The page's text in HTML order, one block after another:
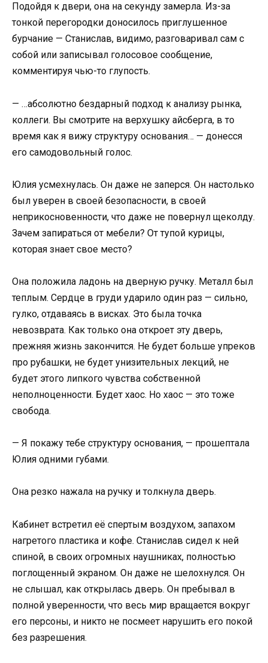
Подойдя к двери, она на секунду замерла. Из-за
тонкой перегородки доносилось приглушенное
бурчание — Станислав, видимо, разговаривал сам с
собой или записывал голосовое сообщение,
комментируя чью-то глупость.
— …абсолютно бездарный подход к анализу рынка,
коллеги. Вы смотрите на верхушку айсберга, в то
время как я вижу структуру основания… — донесся
его самодовольный голос.
Юлия усмехнулась. Он даже не заперся. Он настолько
был уверен в своей безопасности, в своей
неприкосновенности, что даже не повернул щеколду.
Зачем запираться от мебели? От тупой курицы,
которая знает свое место?
Она положила ладонь на дверную ручку. Металл был
теплым. Сердце в груди ударило один раз — сильно,
гулко, отдаваясь в висках. Это была точка
невозврата. Как только она откроет эту дверь,
прежняя жизнь закончится. Не будет больше упреков
про рубашки, не будет унизительных лекций, не
будет этого липкого чувства собственной
неполноценности. Будет хаос. Но хаос — это тоже
свобода.
— Я покажу тебе структуру основания, — прошептала
Юлия одними губами.
Она резко нажала на ручку и толкнула дверь.
Кабинет встретил её спертым воздухом, запахом
нагретого пластика и кофе. Станислав сидел к ней
спиной, в своих огромных наушниках, полностью
поглощенный экраном. Он даже не шелохнулся. Он
не слышал, как открылась дверь. Он пребывал в
полной уверенности, что весь мир вращается вокруг
его персоны, и никто не посмеет нарушить его покой
без разрешения.